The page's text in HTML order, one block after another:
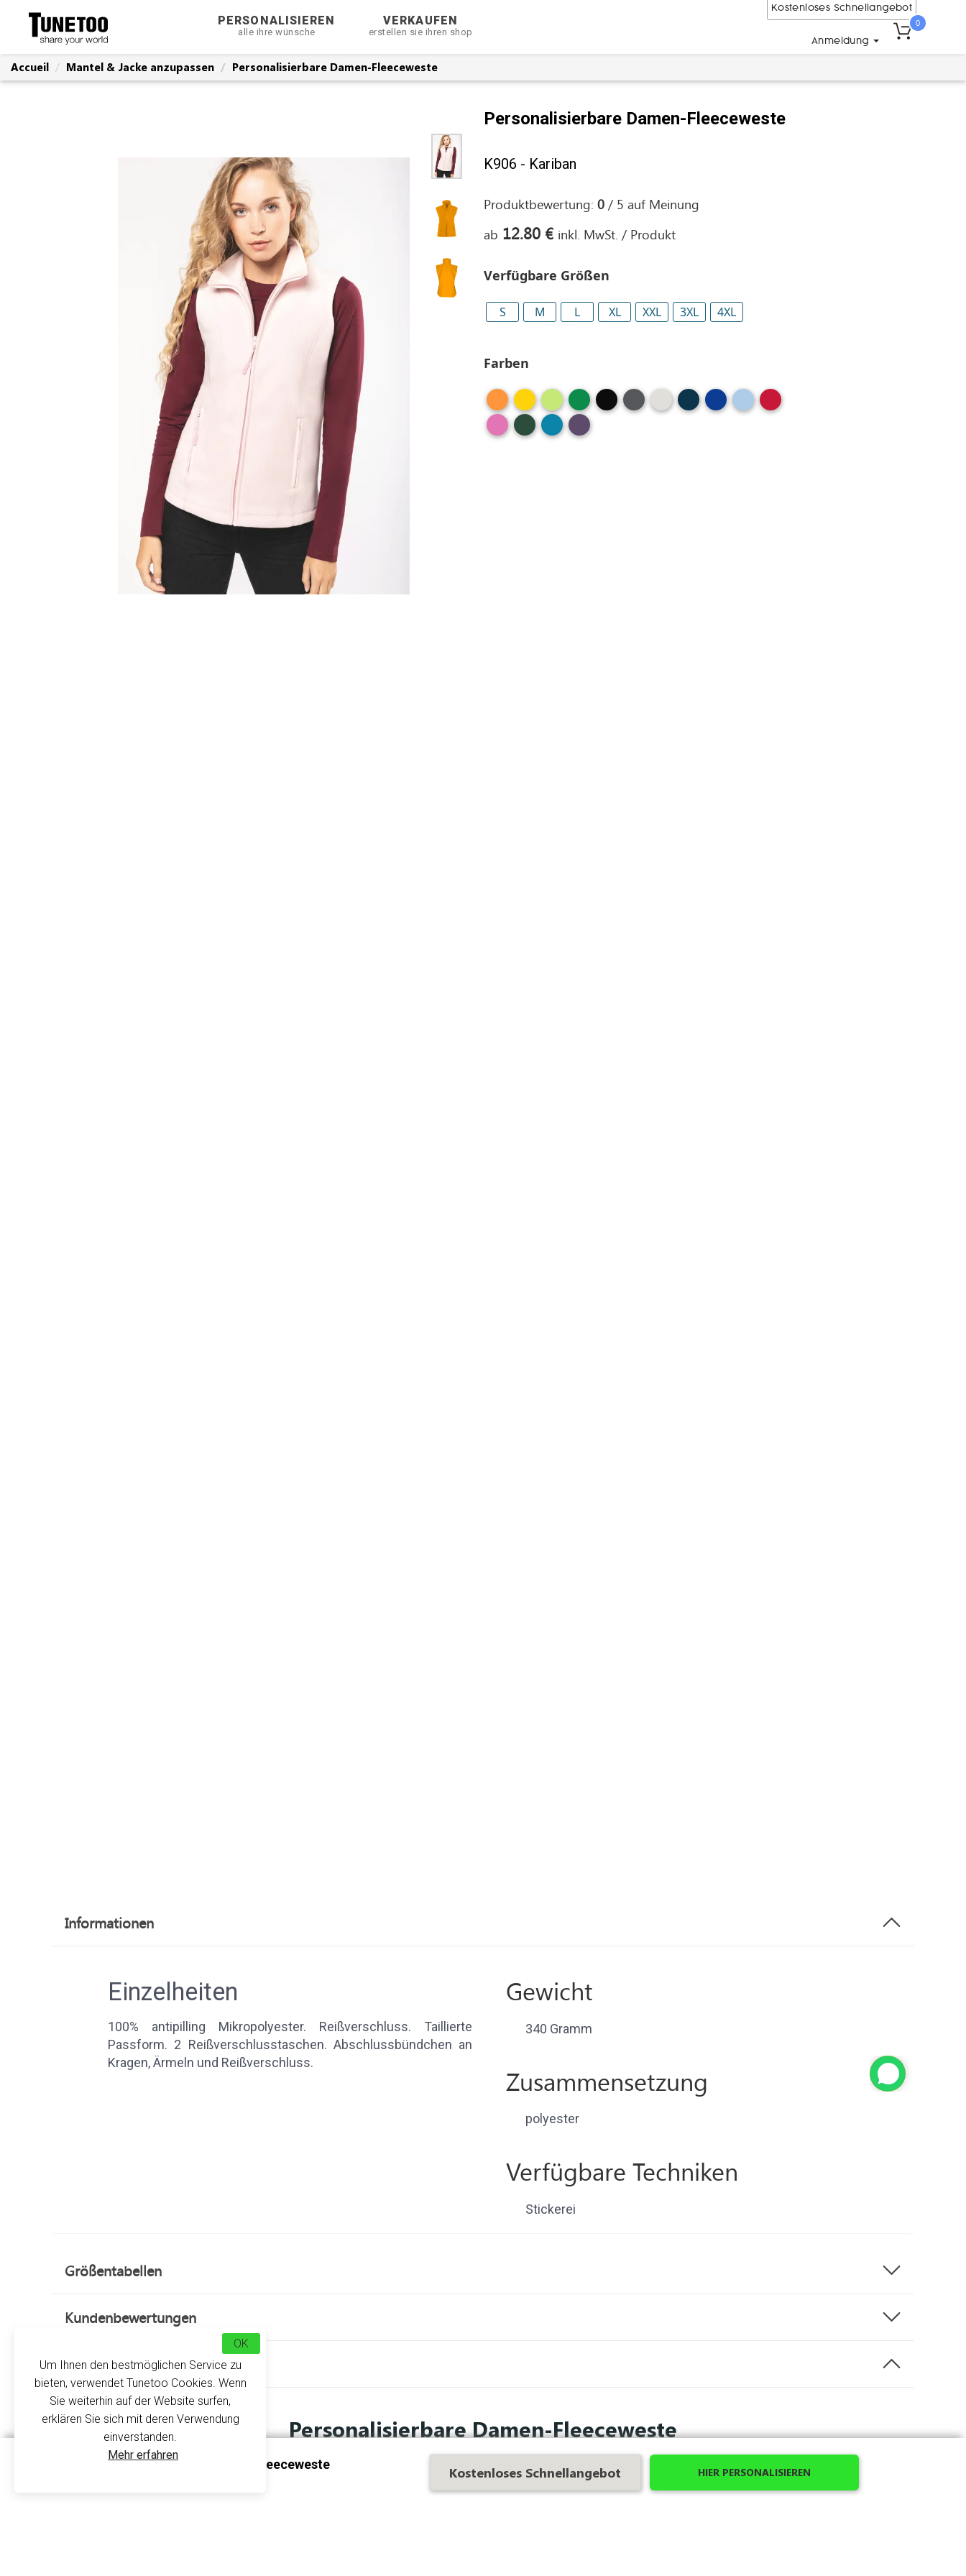
PERSONALISIEREN
alle ihre wünsche
VERKAUFEN
erstellen sie ihren shop
Kostenloses Schnellangebot
Anmeldung
0
Accueil Mantel & Jacke anzupassen Personalisierbare Damen-Fleeceweste
Personalisierbare Damen-Fleeceweste
K906 - Kariban
Produktbewertung:0 / 5auf Meinung
ab 12.80 € inkl. MwSt. / Produkt
Verfügbare Größen
S M L XL XXL 3XL 4XL
Farben
Informationen
Einzelheiten
100% antipilling Mikropolyester. Reißverschluss. Taillierte
Passform. 2 Reißverschlusstaschen. Abschlussbündchen an
Kragen, Ärmeln und Reißverschluss.
Gewicht
340 Gramm
Zusammensetzung
polyester
Verfügbare Techniken
Stickerei
Größentabellen
Kundenbewertungen
Über uns
Personalisierbare Damen-Fleeceweste
Personalisieren Sie Ihre Fleeceweste nach Ihren eigenen Vorlieben. Tunetoo bietet Ihnen die Möglichkeit, Ihre gewünschten Elemente hinzuzufügen. Diese
Fleeceweste hält Sie warm, während Sie trotz des vorhergesagten Kältegrades draußen aktiv sind.
Personalisierbare Damen-Fleeceweste Kostenloses Schnellangebot HIER PERSONALISIEREN
Um Ihnen den bestmöglichen Service zu
bieten, verwendet Tunetoo Cookies. Wenn
Sie weiterhin auf der Website surfen,
erklären Sie sich mit deren Verwendung
einverstanden.
Mehr erfahren
OK